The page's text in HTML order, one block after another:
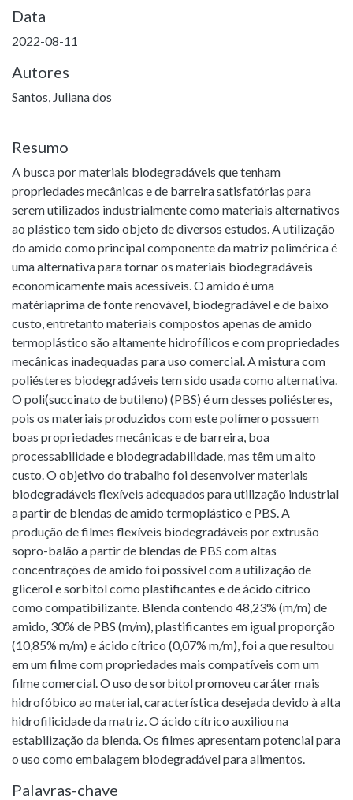
Data
2022-08-11
Autores
Santos, Juliana dos
Resumo
A busca por materiais biodegradáveis que tenham
propriedades mecânicas e de barreira satisfatórias para
serem utilizados industrialmente como materiais alternativos
ao plástico tem sido objeto de diversos estudos. A utilização
do amido como principal componente da matriz polimérica é
uma alternativa para tornar os materiais biodegradáveis
economicamente mais acessíveis. O amido é uma
matériaprima de fonte renovável, biodegradável e de baixo
custo, entretanto materiais compostos apenas de amido
termoplástico são altamente hidrofílicos e com propriedades
mecânicas inadequadas para uso comercial. A mistura com
poliésteres biodegradáveis tem sido usada como alternativa.
O poli(succinato de butileno) (PBS) é um desses poliésteres,
pois os materiais produzidos com este polímero possuem
boas propriedades mecânicas e de barreira, boa
processabilidade e biodegradabilidade, mas têm um alto
custo. O objetivo do trabalho foi desenvolver materiais
biodegradáveis flexíveis adequados para utilização industrial
a partir de blendas de amido termoplástico e PBS. A
produção de filmes flexíveis biodegradáveis por extrusão
sopro-balão a partir de blendas de PBS com altas
concentrações de amido foi possível com a utilização de
glicerol e sorbitol como plastificantes e de ácido cítrico
como compatibilizante. Blenda contendo 48,23% (m/m) de
amido, 30% de PBS (m/m), plastificantes em igual proporção
(10,85% m/m) e ácido cítrico (0,07% m/m), foi a que resultou
em um filme com propriedades mais compatíveis com um
filme comercial. O uso de sorbitol promoveu caráter mais
hidrofóbico ao material, característica desejada devido à alta
hidrofilicidade da matriz. O ácido cítrico auxiliou na
estabilização da blenda. Os filmes apresentam potencial para
o uso como embalagem biodegradável para alimentos.
Palavras-chave